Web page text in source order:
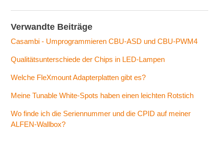
Verwandte Beiträge
Casambi - Umprogrammieren CBU-ASD und CBU-PWM4
Qualitätsunterschiede der Chips in LED-Lampen
Welche FleXmount Adapterplatten gibt es?
Meine Tunable White-Spots haben einen leichten Rotstich
Wo finde ich die Seriennummer und die CPID auf meiner
ALFEN-Wallbox?